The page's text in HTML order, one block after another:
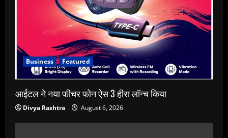
Business Featured
आईटल ने नया फीचर फोन ऐस 3 हीरा लॉन्च किया
Divya Rashtra August 6, 2026